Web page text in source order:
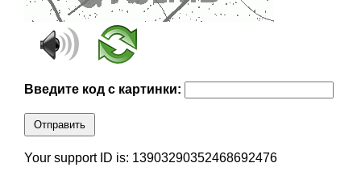
Введите код с картинки:
Отправить
Your support ID is: 13903290352468692476